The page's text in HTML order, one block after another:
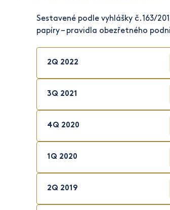
Sestavené podle vyhlášky č.163/
papíry – pravidla obezřetného
2Q 2022
3Q 2021
4Q 2020
1Q 2020
2Q 2019